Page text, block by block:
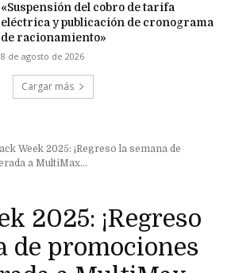
«Suspensión del cobro de tarifa
eléctrica y publicación de cronograma
de racionamiento»
8 de agosto de 2026
Cargar más